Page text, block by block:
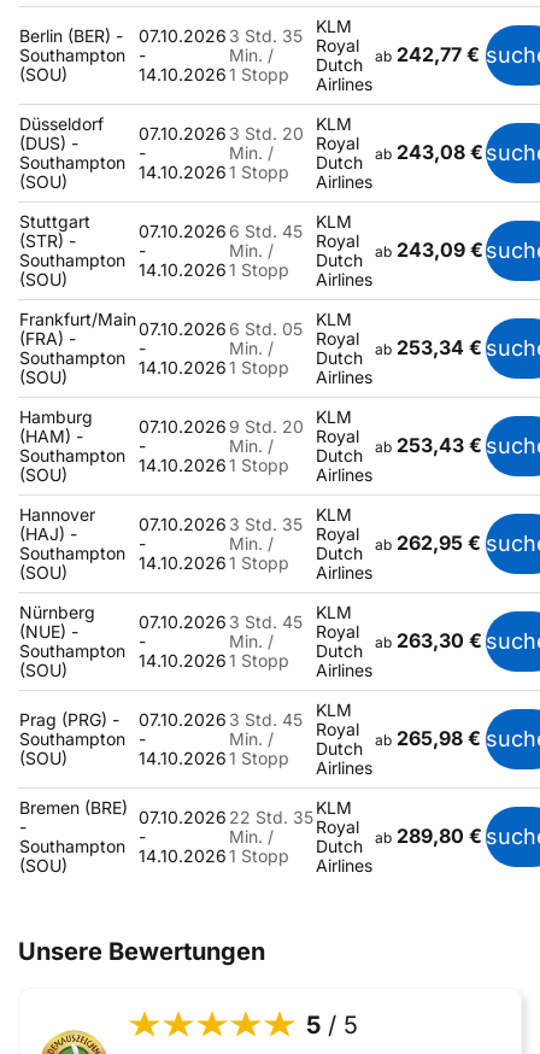
Berlin (BER) -
Southampton
(SOU)
07.10.2026
-
14.10.2026
3 Std. 35
Min. /
1 Stopp
KLM
Royal
Dutch
Airlines
ab 242,77 €
Düsseldorf
(DUS) -
Southampton
(SOU)
07.10.2026
-
14.10.2026
3 Std. 20
Min. /
1 Stopp
KLM
Royal
Dutch
Airlines
ab 243,08 €
Stuttgart
(STR) -
Southampton
(SOU)
07.10.2026
-
14.10.2026
6 Std. 45
Min. /
1 Stopp
KLM
Royal
Dutch
Airlines
ab 243,09 €
Frankfurt/Main
(FRA) -
Southampton
(SOU)
07.10.2026
-
14.10.2026
6 Std. 05
Min. /
1 Stopp
KLM
Royal
Dutch
Airlines
ab 253,34 €
Hamburg
(HAM) -
Southampton
(SOU)
07.10.2026
-
14.10.2026
9 Std. 20
Min. /
1 Stopp
KLM
Royal
Dutch
Airlines
ab 253,43 €
Hannover
(HAJ) -
Southampton
(SOU)
07.10.2026
-
14.10.2026
3 Std. 35
Min. /
1 Stopp
KLM
Royal
Dutch
Airlines
ab 262,95 €
Nürnberg
(NUE) -
Southampton
(SOU)
07.10.2026
-
14.10.2026
3 Std. 45
Min. /
1 Stopp
KLM
Royal
Dutch
Airlines
ab 263,30 €
Prag (PRG) -
Southampton
(SOU)
07.10.2026
-
14.10.2026
3 Std. 45
Min. /
1 Stopp
KLM
Royal
Dutch
Airlines
ab 265,98 €
Bremen (BRE)
-
Southampton
(SOU)
07.10.2026
-
14.10.2026
22 Std. 35
Min. /
1 Stopp
KLM
Royal
Dutch
Airlines
ab 289,80 €
Unsere Bewertungen
5 / 5